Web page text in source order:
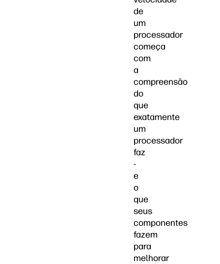
de
um
processador
começa
com
a
compreensão
do
que
exatamente
um
processador
faz
-
e
o
que
seus
componentes
fazem
para
melhorar